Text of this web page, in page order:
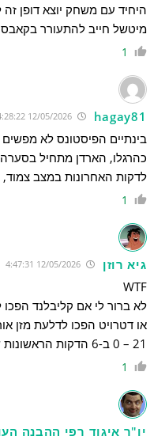
היחיד עם משחק יוצא דופן זה לאברט
מיטשל חייב להתעורר
1
hagay81
12/05/2026 4:28:22
בינתיים הפיסטונס לא מפשים
כהרגלו, הארדן מתחיל
לדקות האחרונות במצב
1
גיא רוזן 12/05/2026 4:47:31
WTF
לא ברור לי אם קליבלנד
או דטרויט הפכו לדלעת מזן
21 – 0 ב-6 הדקות הראשונות של הרבע השלישי.
1
יו"ר איגוד רפי ההבנה